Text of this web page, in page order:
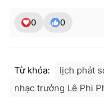
Nguyễn Trọng Ninh
Email:toasoan@vtv.vn
Liên hệ quảng cáo:
0 0
Từ khóa: lịch phát
nhạc trưởng Lê Phi